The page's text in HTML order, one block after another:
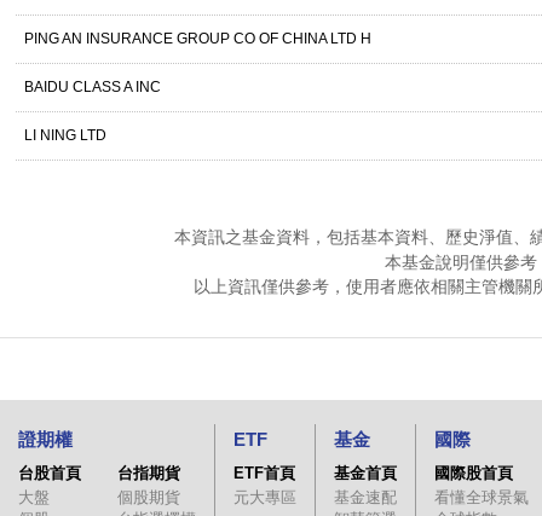
PING AN INSURANCE GROUP CO OF CHINA LTD H
BAIDU CLASS A INC
LI NING LTD
本資訊之基金資料，包括基本資料、歷史淨值、
本基金說明僅供參
以上資訊僅供參考，使用者應依相關主管機
證期權
台股首頁
大盤
台指期貨
個股期貨
ETF
ETF首頁
元大專區
基金
基金首頁
基金速配
國際
國際股首頁
看懂全球景氣